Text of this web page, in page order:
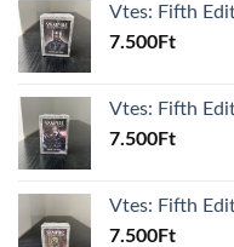
Vtes: Fifth
7.500Ft
Vtes: Fifth
7.500Ft
Vtes: Fifth
7.500Ft